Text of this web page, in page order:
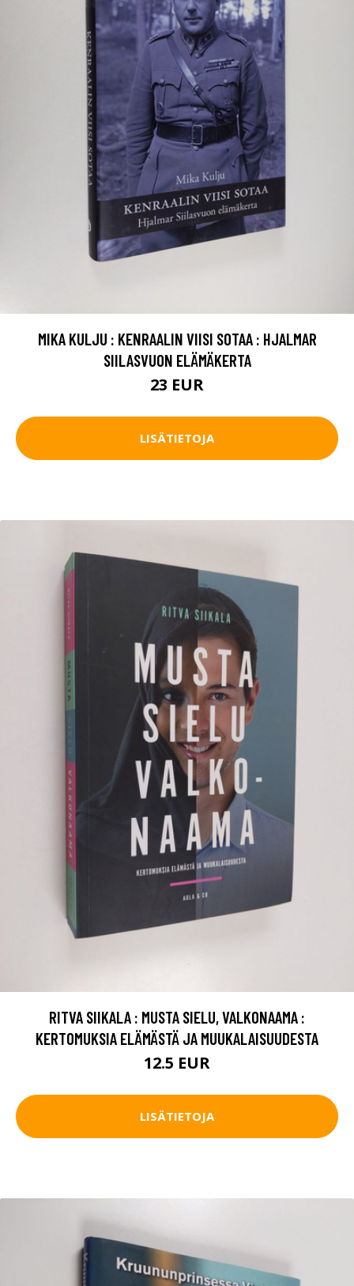
MIKA KULJU : KENRAALIN VIISI SOTAA : HJALMAR
SIILASVUON ELÄMÄKERTA
23 EUR
LISÄTIETOJA
RITVA SIIKALA : MUSTA SIELU, VALKONAAMA :
KERTOMUKSIA ELÄMÄSTÄ JA MUUKALAISUUDESTA
12.5 EUR
LISÄTIETOJA